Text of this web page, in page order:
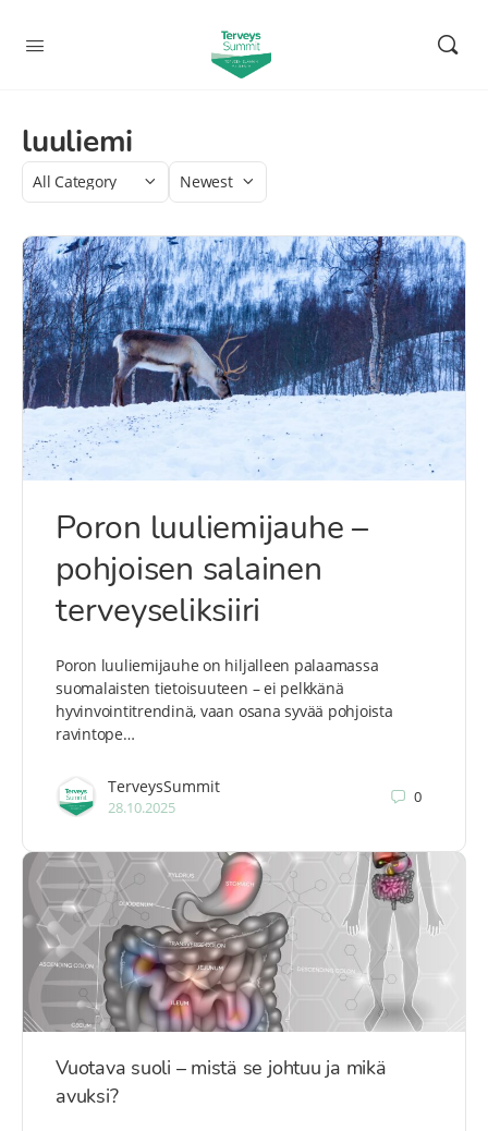
luuliemi
Category
Sort
Poron luuliemijauhe –
pohjoisen salainen
terveyseliksiiri
Poron luuliemijauhe on hiljalleen palaamassa
suomalaisten tietoisuuteen – ei pelkkänä
hyvinvointitrendinä, vaan osana syvää pohjoista
ravintope…
TerveysSummit
28.10.2025
0
Vuotava suoli – mistä se johtuu ja mikä
avuksi?